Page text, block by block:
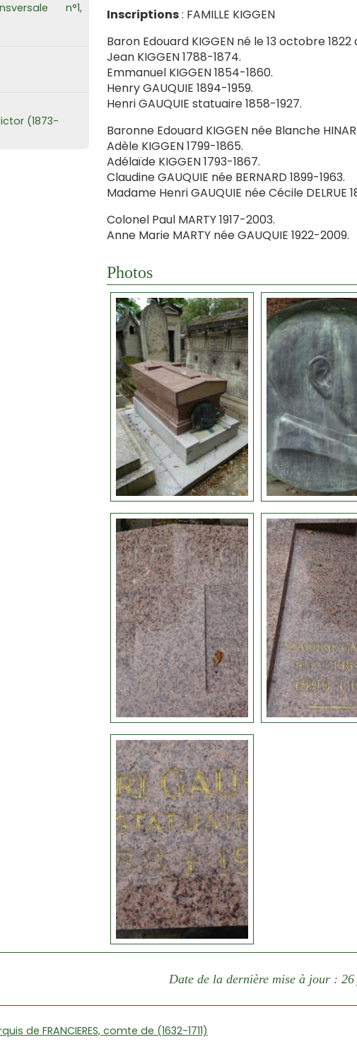
n°1,
(1873-
Inscriptions: FAMILLE KIGGEN
Baron Edouard KIGGEN né le 13 octobre
Jean KIGGEN 1788-1874.
Emmanuel KIGGEN 1854-1860.
Henry GAUQUIE 1894-1959.
Henri GAUQUIE statuaire 1858-1927.
Baronne Edouard KIGGEN née Blanche
Adèle KIGGEN 1799-1865.
Adélaïde KIGGEN 1793-1867.
Claudine GAUQUIE née BERNARD 1899-1963.
Madame Henri GAUQUIE née Cécile DELRUE
Colonel Paul MARTY 1917-2003.
Anne Marie MARTY née GAUQUIE 1922-2009.
Photos
Date de la dernière mise à jour :
de FRANCIERES, comte de (1632-1711)